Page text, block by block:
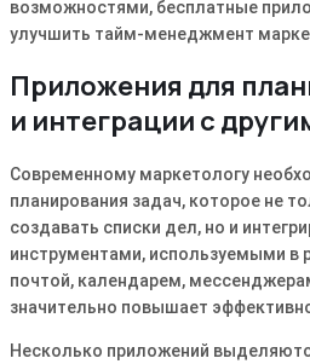
возможностями, бесплатные
улучшить тайм-менеджмент
Приложения для
и интеграции с
Современному маркетологу
планирования задач, которое не
создавать списки дел, но и
инструментами, используемыми в
почтой, календарем,
значительно повышает
Несколько приложений